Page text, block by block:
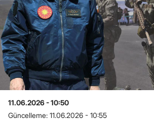
11.06.2026 - 10:50
Güncelleme: 11.06.2026 - 10:55